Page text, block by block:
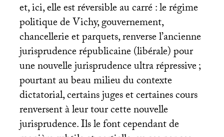
et, ici, elle est réversible au carré : le régime
politique de Vichy, gouvernement,
chancellerie et parquets, renverse l’ancienne
jurisprudence républicaine (libérale) pour
une nouvelle jurisprudence ultra répressive;
pourtant au beau milieu du contexte
dictatorial, certains juges et certaines cours
renversent à leur tour cette nouvelle
jurisprudence. Ils le font cependant de